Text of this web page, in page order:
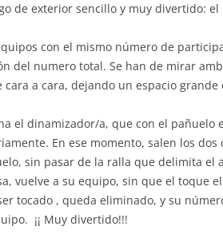
de exterior sencillo y muy divertido: el
con el mismo número de
del numero total. Se han de mirar
a cara, dejando un espacio grande
el dinamizador/a, que con el pañuelo
En ese momento, salen los dos
sin pasar de la ralla que delimita el
vuelve a su equipo, sin que el toque
tocado , queda eliminado, y su
¡¡ Muy divertido!!!
Missió i valors
Memòria d'activitats
Proposta educativa